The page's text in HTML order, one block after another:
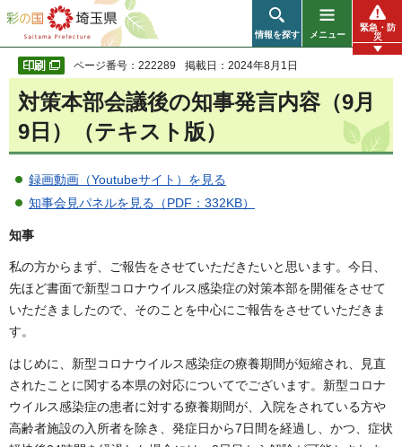
彩の国 埼玉県
情報を探す メニュー
緊急・防
災
ページ番号：222289 掲載日：2024年8月1日
対策本部会議後の知事発言内容 （9月
9日）（テキスト版）
録画動画（Youtubeサイト）を見る
知事会見パネルを見る（PDF：332KB）
知事
私の方からまず、ご報告をさせていただきたいと思います。今日、
先ほど書面で新型コロナウイルス感染症の対策本部を開催をさせて
いただきましたので、そのことを中心にご報告をさせていただきま
す。
はじめに、新型コロナウイルス感染症の療養期間が短縮され、見直
されたことに関する本県の対応についてでございます。新型コロナ
ウイルス感染症の患者に対する療養期間が、入院をされている方や
高齢者施設の入所者を除き、発症日から7日間を経過し、かつ、症状